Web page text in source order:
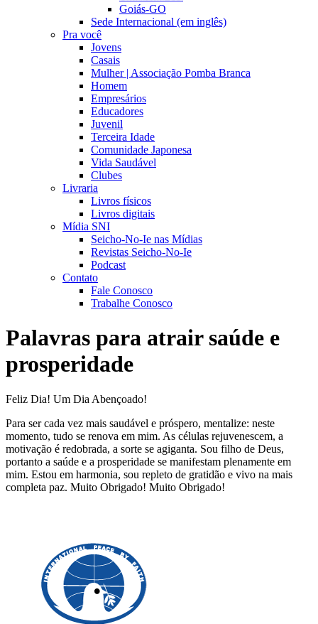
Goiás-GO
Sede Internacional (em inglês)
Pra você
Jovens
Casais
Mulher | Associação Pomba Branca
Homem
Empresários
Educadores
Juvenil
Terceira Idade
Comunidade Japonesa
Vida Saudável
Clubes
Livraria
Livros físicos
Livros digitais
Mídia SNI
Seicho-No-Ie nas Mídias
Revistas Seicho-No-Ie
Podcast
Contato
Fale Conosco
Trabalhe Conosco
Palavras para atrair saúde e
prosperidade
Feliz Dia! Um Dia Abençoado!
Para ser cada vez mais saudável e próspero, mentalize: neste
momento, tudo se renova em mim. As células rejuvenescem, a
motivação é redobrada, a sorte se agiganta. Sou filho de Deus,
portanto a saúde e a prosperidade se manifestam plenamente em
mim. Estou em harmonia, sou repleto de gratidão e vivo na mais
completa paz. Muito Obrigado! Muito Obrigado!